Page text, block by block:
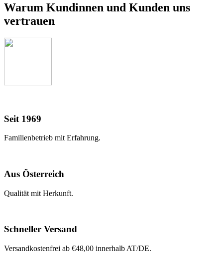
Warum Kundinnen und Kunden uns
vertrauen
Seit 1969
Familienbetrieb mit Erfahrung.
Aus Österreich
Qualität mit Herkunft.
Schneller Versand
Versandkostenfrei ab €48,00 innerhalb AT/DE.